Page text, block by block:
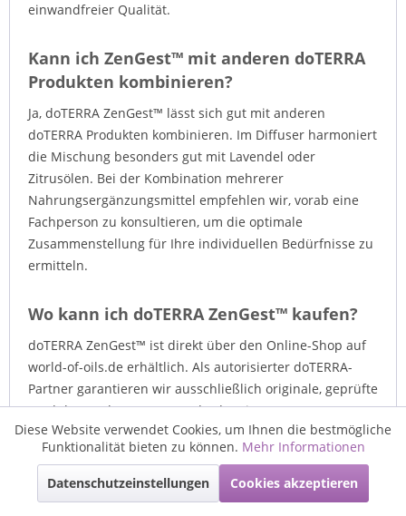
einwandfreier Qualität.
Kann ich ZenGest™ mit anderen doTERRA
Produkten kombinieren?
Ja, doTERRA ZenGest™ lässt sich gut mit anderen
doTERRA Produkten kombinieren. Im Diffuser harmoniert
die Mischung besonders gut mit Lavendel oder
Zitrusölen. Bei der Kombination mehrerer
Nahrungsergänzungsmittel empfehlen wir, vorab eine
Fachperson zu konsultieren, um die optimale
Zusammenstellung für Ihre individuellen Bedürfnisse zu
ermitteln.
Wo kann ich doTERRA ZenGest™ kaufen?
doTERRA ZenGest™ ist direkt über den Online-Shop auf
world-of-oils.de erhältlich. Als autorisierter doTERRA-
Partner garantieren wir ausschließlich originale, geprüfte
Produkte nach CPTG®-Standard. Bei Fragen zur
Bestellung oder zu den einzelnen Produktvarianten steht
Ihnen unser Team jederzeit zur Verfügung
Jede Frage ist es wert
Funktionale Aktiv
Marketing Aktiv
Diese Website verwendet Cookies, um Ihnen die bestmögliche
Funktionalität bieten zu können. Mehr Informationen
Datenschutzeinstellungen Cookies akzeptieren